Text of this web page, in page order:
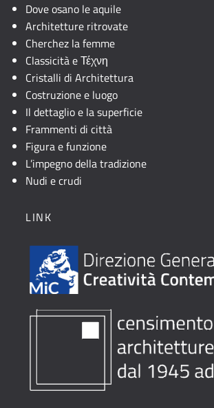
Dove osano le aquile
Architetture ritrovate
Cherchez la femme
Classicità e Τέχνη
Cristalli di Architettura
Costruzione e luogo
Il dettaglio e la superficie
Frammenti di città
Figura e funzione
L’impegno della tradizione
Nudi e crudi
LINK